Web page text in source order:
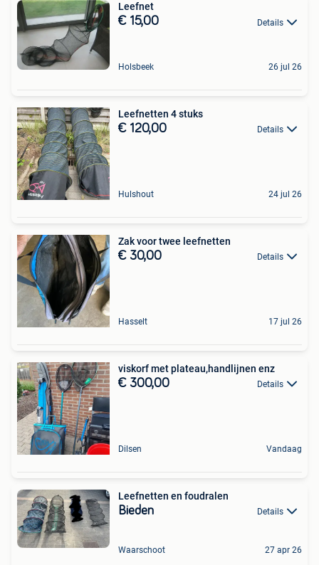
Leefnet
€ 15,00 Details
Holsbeek 26 jul 26
Leefnetten 4 stuks
€ 120,00 Details
Hulshout 24 jul 26
Zak voor twee leefnetten
€ 30,00 Details
Hasselt 17 jul 26
viskorf met plateau,handlijnen enz
€ 300,00 Details
Dilsen Vandaag
Leefnetten en foudralen
Bieden Details
Waarschoot 27 apr 26